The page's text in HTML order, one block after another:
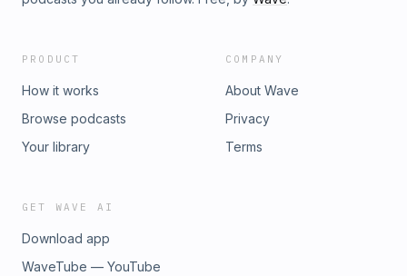
PRODUCT
How it works
Browse podcasts
Your library
COMPANY
About Wave
Privacy
Terms
GET WAVE AI
Download app
WaveTube — YouTube